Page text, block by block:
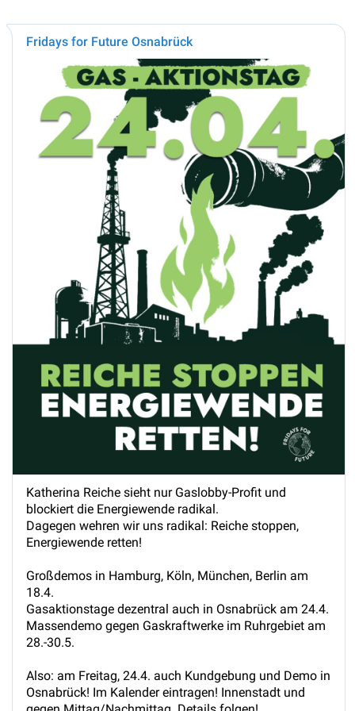
Fridays for Future Osnabrück
Katherina Reiche sieht nur Gaslobby-Profit und
blockiert die Energiewende radikal.
Dagegen wehren wir uns radikal: Reiche stoppen,
Energiewende retten!
Großdemos in Hamburg, Köln, München, Berlin am
18.4.
Gasaktionstage dezentral auch in Osnabrück am 24.4.
Massendemo gegen Gaskraftwerke im Ruhrgebiet am
28.-30.5.
Also: am Freitag, 24.4. auch Kundgebung und Demo in
Osnabrück! Im Kalender eintragen! Innenstadt und